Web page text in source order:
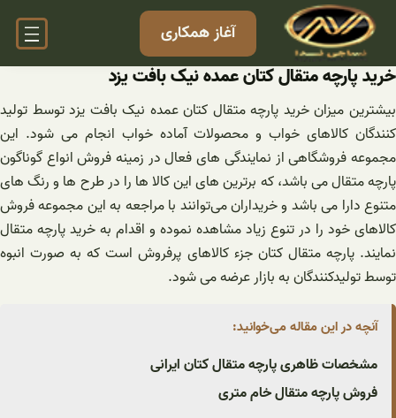
محتوا
آغاز همکاری
خرید پارچه متقال کتان عمده نیک بافت یزد
بیشترین میزان خرید پارچه متقال کتان عمده نیک بافت یزد توسط تولید
کنندگان کالاهای خواب و محصولات آماده خواب انجام می ‌شود. این
مجموعه فروشگاهی از نمایندگی های فعال در زمینه فروش انواع گوناگون
پارچه متقال می باشد، که برترین های این کالا ها را در طرح ها و رنگ های
متنوع دارا می باشد و خریداران می‌توانند با مراجعه به این مجموعه فروش
کالاهای خود را در تنوع زیاد مشاهده نموده و اقدام به خرید پارچه متقال
نمایند. پارچه متقال کتان جزء کالاهای پرفروش است که به صورت انبوه
توسط تولیدکنندگان به بازار عرضه می شود.
آنچه در این مقاله می‌خوانید:
مشخصات ظاهری پارچه متقال کتان ایرانی
فروش پارچه متقال خام متری